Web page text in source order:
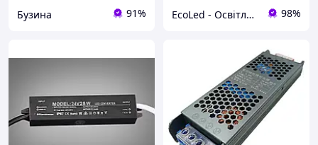
Бузина 91% EcoLed - Освітлення, яке створює затишок та стиль 98%